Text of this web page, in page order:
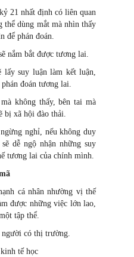
21 nhất định có liên quan
thể dùng mắt mà nhìn thấy
để phán đoán.
nắm bắt được tương lai.
lấy suy luận làm kết luận,
đoán tương lai.
không thấy, bên tai mà
bị xã hội đào thải.
nghỉ, nếu không duy
dễ ngộ nhận những suy
tương lai của chính mình.
cá nhân nhường vị thế
được những việc lớn lao,
tập thể.
người có thị trường.
tế học